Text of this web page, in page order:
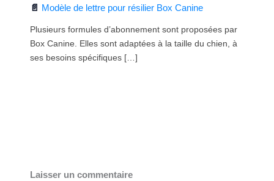
Modèle de lettre pour résilier Box Canine
Plusieurs formules d’abonnement sont proposées par
Box Canine. Elles sont adaptées à la taille du chien, à
ses besoins spécifiques […]
Laisser un commentaire